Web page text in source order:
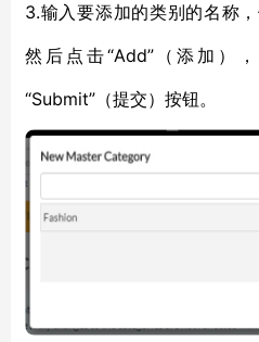
3.输入要添加的类别的名称，
然后点击“Add”（添加）
“Submit”（提交）按钮。